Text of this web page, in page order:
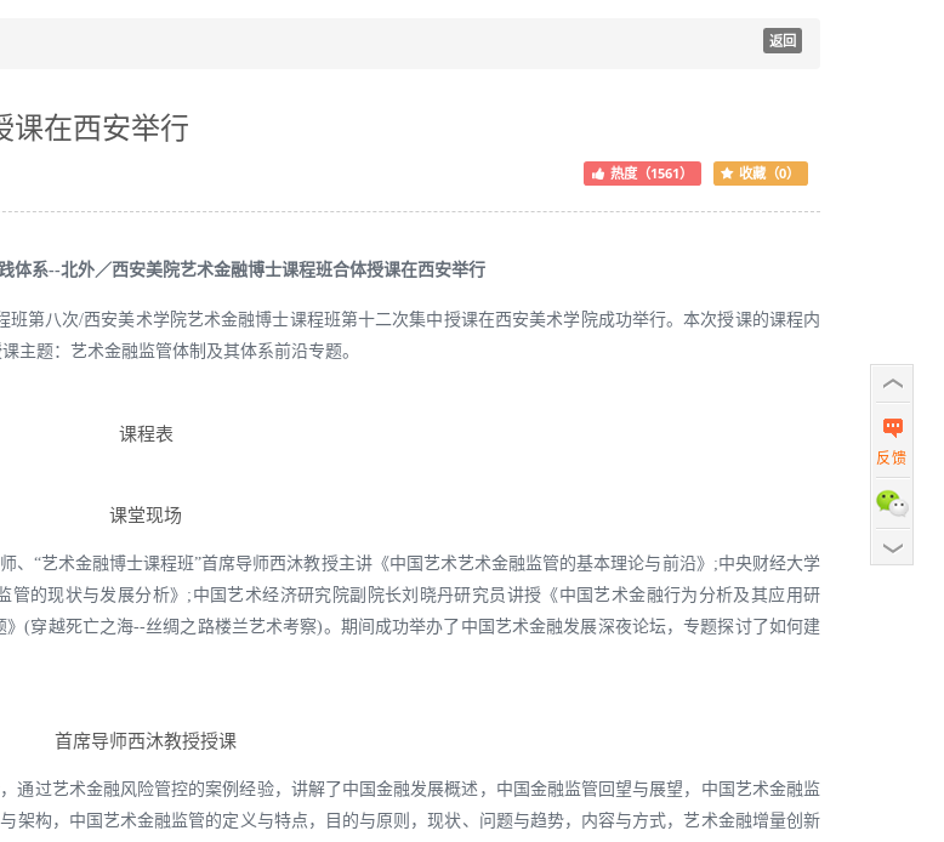
返回
课在西安举行
热度（1561） 收藏（0）
体系--北外／西安美院艺术金融博士课程班合体授课在西安举行
第八次/西安美术学院艺术金融博士课程班第十二次集中授课在西安美术学院成功举行。本次授课的课程内
主题：艺术金融监管体制及其体系前沿专题。
课程表
课堂现场
“艺术金融博士课程班”首席导师西沐教授主讲《中国艺术艺术金融监管的基本理论与前沿》;中央财经大学
的现状与发展分析》;中国艺术经济研究院副院长刘晓丹研究员讲授《中国艺术金融行为分析及其应用研
(穿越死亡之海--丝绸之路楼兰艺术考察)。期间成功举办了中国艺术金融发展深夜论坛，专题探讨了如何建
首席导师西沐教授授课
通过艺术金融风险管控的案例经验，讲解了中国金融发展概述，中国金融监管回望与展望，中国艺术金融监
架构，中国艺术金融监管的定义与特点，目的与原则，现状、问题与趋势，内容与方式，艺术金融增量创新
反馈